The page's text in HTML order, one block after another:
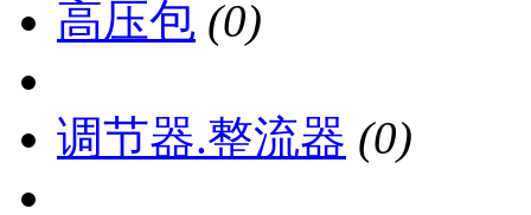
高压包 (0)
调节器.整流器 (0)